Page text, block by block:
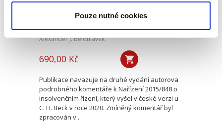
Pouze nutné cookies
Alexander J. Bělohlávek
690,00 Kč
Publikace navazuje na druhé vydání autorova
podrobného komentáře k Nařízení 2015/848 o
insolvenčním řízení, který vyšel v české verzi u
C. H. Beck v roce 2020. Zmíněný komentář byl
zpracován v...